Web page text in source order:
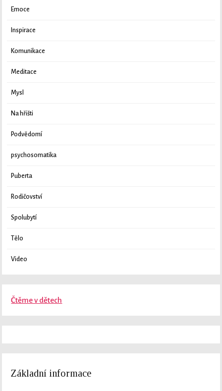
Emoce
Inspirace
Komunikace
Meditace
Mysl
Na hřišti
Podvědomí
psychosomatika
Puberta
Rodičovství
Spolubytí
Tělo
Video
Čtěme v dětech
Základní informace